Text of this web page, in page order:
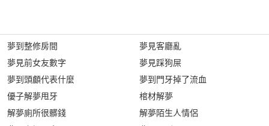
夢到整修房間
夢見前女友數字
夢到頭顱代表什麼
優子解夢甩牙
解夢廁所很髒錢
夢見客廳亂
夢見踩狗屎
夢到門牙掉了流血
棺材解夢
解夢陌生人情侶